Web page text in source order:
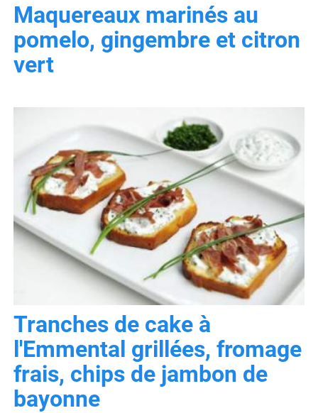
Maquereaux marinés au
pomelo, gingembre et citron
vert
Tranches de cake à
l'Emmental grillées, fromage
frais, chips de jambon de
bayonne